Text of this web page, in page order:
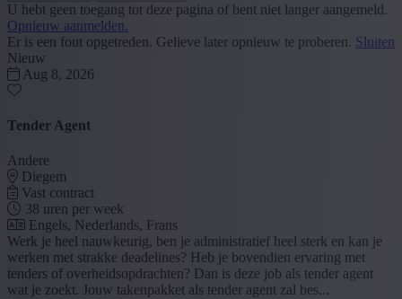
U hebt geen toegang tot deze pagina of bent niet langer aangemeld.
Opnieuw aanmelden.
Er is een fout opgetreden. Gelieve later opnieuw te proberen. Sluiten
Nieuw
Aug 8, 2026
Tender Agent
Andere
Diegem
Vast contract
38 uren per week
Engels, Nederlands, Frans
Werk je heel nauwkeurig, ben je administratief heel sterk en kan je
werken met strakke deadelines? Heb je bovendien ervaring met
tenders of overheidsopdrachten? Dan is deze job als tender agent
wat je zoekt. Jouw takenpakket als tender agent zal bes...